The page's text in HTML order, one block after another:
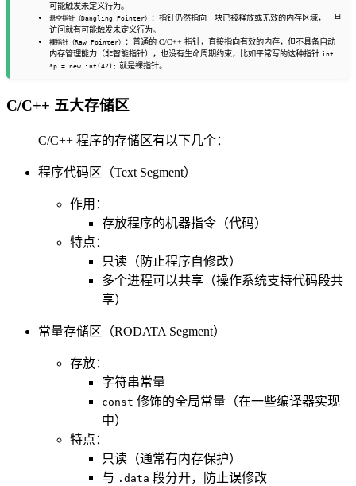
可能触发未定义行为。
悬空指针（Dangling Pointer） ：指针仍然指向一块已被释放或无效的内存区域，一旦
访问就有可能触发未定义行为。
裸指针（Raw Pointer） ：普通的 C/C++ 指针，直接指向有效的内存，但不具备自动
内存管理能力（非智能指针），也没有生命周期约束，比如平常写的这种指针 int
*p = new int(42); 就是裸指针。
C/C++ 五大存储区
C/C++ 程序的存储区有以下几个：
程序代码区（Text Segment）
作用：
存放程序的机器指令（代码）
特点：
只读（防止程序自修改）
多个进程可以共享（操作系统支持代码段共
享）
常量存储区（RODATA Segment）
存放：
字符串常量
const 修饰的全局常量（在一些编译器实现
中）
特点：
只读（通常有内存保护）
与 .data 段分开，防止误修改